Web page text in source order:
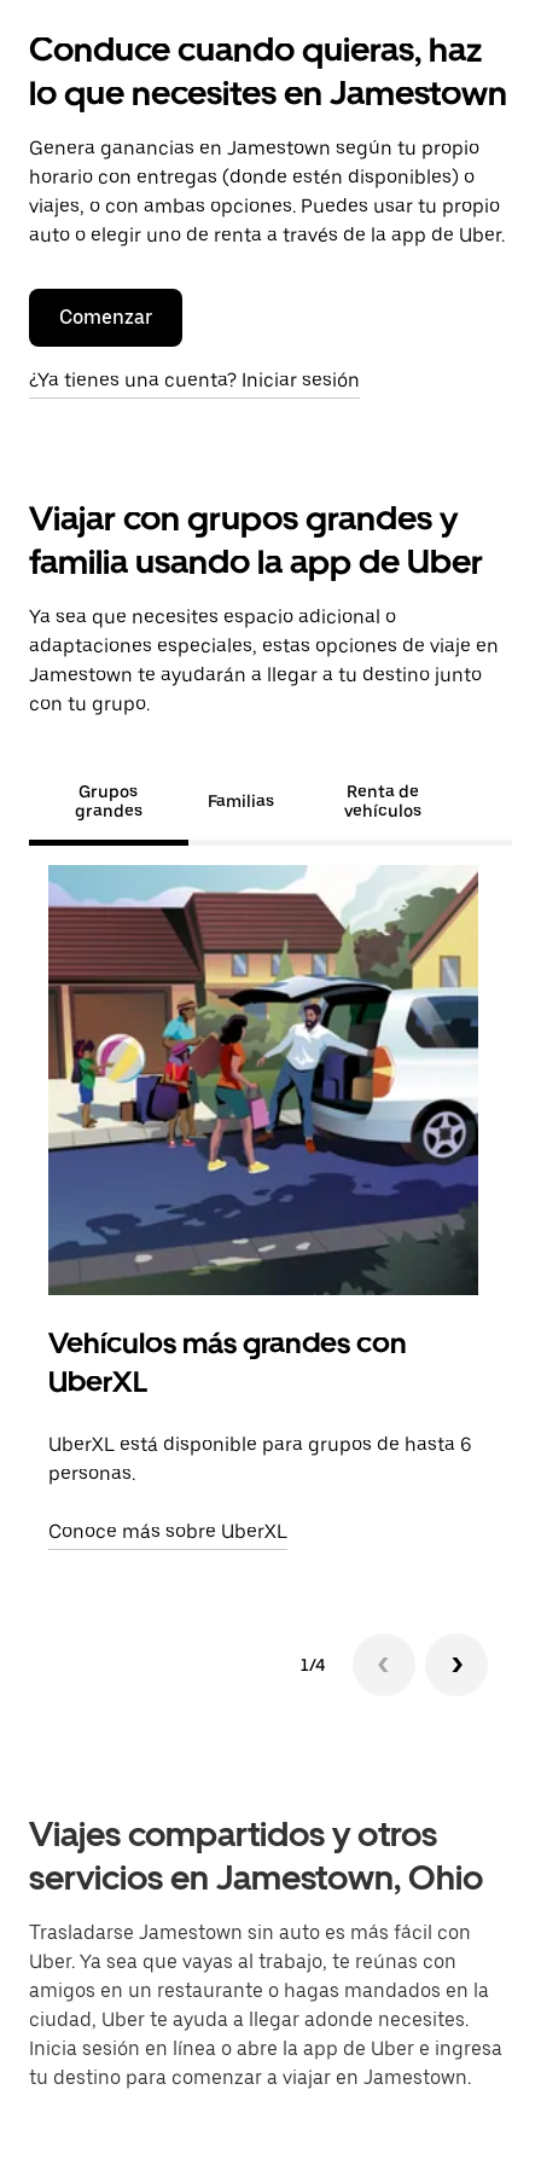
Conduce cuando quieras, haz
lo que necesites en Jamestown
Genera ganancias en Jamestown según tu propio
horario con entregas (donde estén disponibles) o
viajes, o con ambas opciones. Puedes usar tu propio
auto o elegir uno de renta a través de la app de Uber.
Comenzar
¿Ya tienes una cuenta? Iniciar sesión
Viajar con grupos grandes y
familia usando la app de Uber
Ya sea que necesites espacio adicional o
adaptaciones especiales, estas opciones de viaje en
Jamestown te ayudarán a llegar a tu destino junto
con tu grupo.
Grupos
grandes
Familias
Renta de
vehículos
Vehículos más grandes con
UberXL
UberXL está disponible para grupos de hasta 6
personas.
Conoce más sobre UberXL
1/4
Viajes compartidos y otros
servicios en Jamestown, Ohio
Trasladarse Jamestown sin auto es más fácil con
Uber. Ya sea que vayas al trabajo, te reúnas con
amigos en un restaurante o hagas mandados en la
ciudad, Uber te ayuda a llegar adonde necesites.
Inicia sesión en línea o abre la app de Uber e ingresa
tu destino para comenzar a viajar en Jamestown.